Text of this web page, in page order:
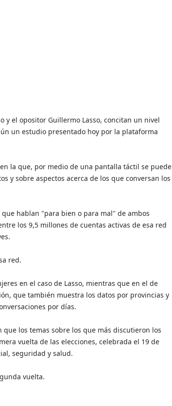
y el opositor Guillermo Lasso, concitan un nivel
un estudio presentado hoy por la plataforma
la que, por medio de una pantalla táctil se puede
y sobre aspectos acerca de los que conversan los
hablan "para bien o para mal" de ambos
los 9,5 millones de cuentas activas de esa red
red.
en el caso de Lasso, mientras que en el de
que también muestra los datos por provincias y
por días.
los temas sobre los que más discutieron los
vuelta de las elecciones, celebrada el 19 de
seguridad y salud.
vuelta.